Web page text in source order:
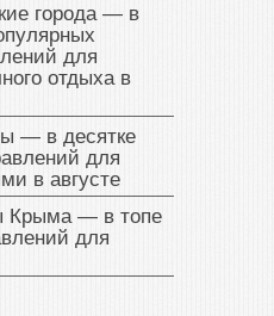
города — в
для
отдыха в
— в десятке
для
в августе
Крыма — в топе
для